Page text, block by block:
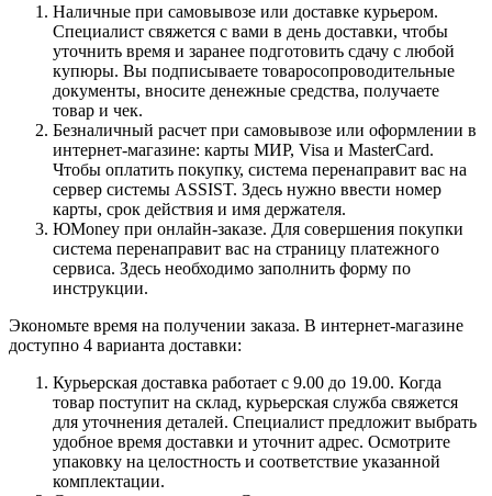
Наличные при самовывозе или доставке курьером.
Специалист свяжется с вами в день доставки, чтобы
уточнить время и заранее подготовить сдачу с любой
купюры. Вы подписываете товаросопроводительные
документы, вносите денежные средства, получаете
товар и чек.
Безналичный расчет при самовывозе или оформлении в
интернет-магазине: карты МИР, Visa и MasterCard.
Чтобы оплатить покупку, система перенаправит вас на
сервер системы ASSIST. Здесь нужно ввести номер
карты, срок действия и имя держателя.
ЮMoney при онлайн-заказе. Для совершения покупки
система перенаправит вас на страницу платежного
сервиса. Здесь необходимо заполнить форму по
инструкции.
Экономьте время на получении заказа. В интернет-магазине
доступно 4 варианта доставки:
Курьерская доставка работает с 9.00 до 19.00. Когда
товар поступит на склад, курьерская служба свяжется
для уточнения деталей. Специалист предложит выбрать
удобное время доставки и уточнит адрес. Осмотрите
упаковку на целостность и соответствие указанной
комплектации.